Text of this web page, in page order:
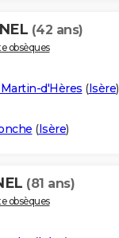
(42 ans)
obsèques
d'Hères (Isère)
(Isère)
(81 ans)
obsèques